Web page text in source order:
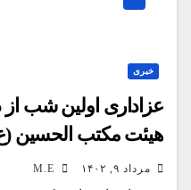
خبری
عزاداری اولین شب
هیئت مکتب الحسین
مرداد ۹, ۱۴۰۲